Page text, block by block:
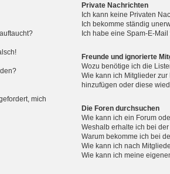
mich
Private Nachrichten
Ich kann keine Privaten
Ich bekomme ständig
Ich habe eine Spam-E-
Freunde und ignorierte
Wozu benötige ich die
Wie kann ich Mitglieder
hinzufügen oder diese
Die Foren durchsuchen
Wie kann ich ein Forum
Weshalb erhalte ich bei
Warum bekomme ich bei
Wie kann ich nach
Wie kann ich meine